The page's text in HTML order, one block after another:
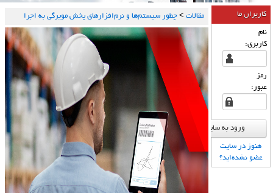
کاربران ما
نام
كاربری:
رمز
عبور:
هنوز در سایت
عضو نشده‌اید؟
مقالات> چطور سیستم‌ها و نرم‌افزارهای پخش مویرگی به اجرا
درمی‌آیند؟